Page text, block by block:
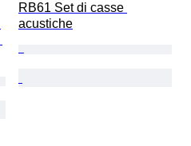
RB61 Set di casse
acustiche